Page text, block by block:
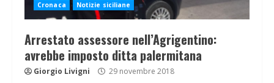
Cronaca Notizie siciliane
Arrestato assessore nell’Agrigentino:
avrebbe imposto ditta palermitana
Giorgio Livigni 29 novembre 2018